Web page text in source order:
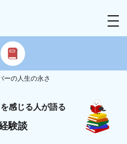
ーの人生の永さ
感じる人が語る
験談